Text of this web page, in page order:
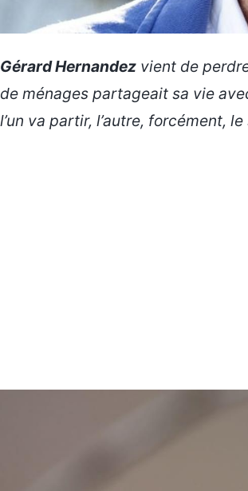
Gérard Hernandez vient de
de ménages partageait sa vie
l’un va partir, l’autre, forcément,